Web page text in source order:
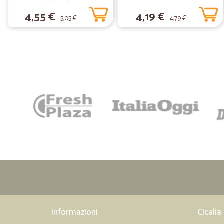
4,55 € 5,05 € 4,19 € 4,79 €
Informazioni Cicalia